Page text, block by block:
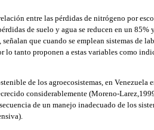
entre las pérdidas de nitrógeno por
de suelo y agua se reducen en un 85%
que cuando se emplean sistemas de
lo tanto proponen a estas variables como
de los agroecosistemas, en Venezuela
considerablemente (Moreno-
de un manejo inadecuado de los